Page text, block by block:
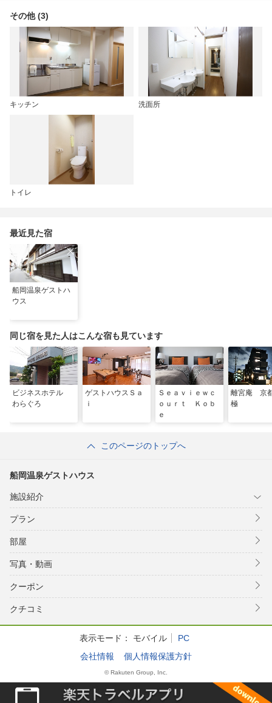
その他 (3)
キッチン 洗面所
トイレ
最近見た宿
船岡温泉ゲストハ
ウス
同じ宿を見た人はこんな宿も見ています
ビジネスホテル
わらぐろ
ゲストハウスＳａ
ｉ
Ｓｅａｖｉｅｗｃ
ｏｕｒｔ Ｋｏｂ
ｅ
離宮庵 京
極
このページのトップへ
船岡温泉ゲストハウス
施設紹介
プラン
部屋
写真・動画
クーポン
クチコミ
表示モード： モバイル
PC
会社情報
個人情報保護方針
© Rakuten Group, Inc.